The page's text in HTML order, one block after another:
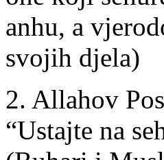
anhu, a
svojih djela)
2. Allahov
“Ustajte na